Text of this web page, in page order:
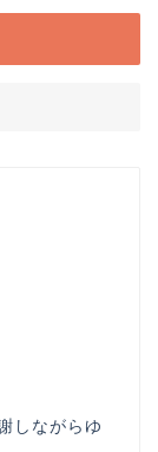
しながらゆ